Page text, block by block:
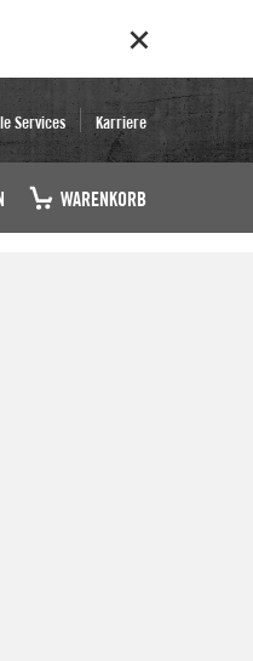
Services Karriere
WARENKORB